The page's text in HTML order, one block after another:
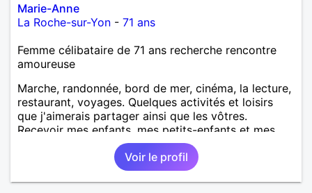
Marie-Anne
La Roche-sur-Yon - 71 ans
Femme célibataire de 71 ans recherche rencontre
amoureuse
Marche, randonnée, bord de mer, cinéma, la lecture,
restaurant, voyages. Quelques activités et loisirs
que j'aimerais partager ainsi que les vôtres.
Recevoir mes enfants, mes petits-enfants et mes
amis. Bénévolat auprès des enfants à l’école, pour le
cinéma indépendant... Se rencontrer, être à l’écoute,
échanger avec une personne de confiance, pour une
vie de partage, de tendresse. Les voyages et où
Voir le profil